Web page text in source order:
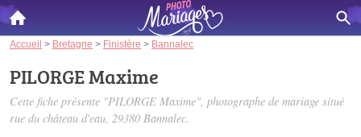
Accueil > Bretagne > Finistère > Bannalec
PILORGE Maxime
Cette fiche présente "PILORGE Maxime", photographe de mariage situé
rue du château d'eau, 29380 Bannalec.